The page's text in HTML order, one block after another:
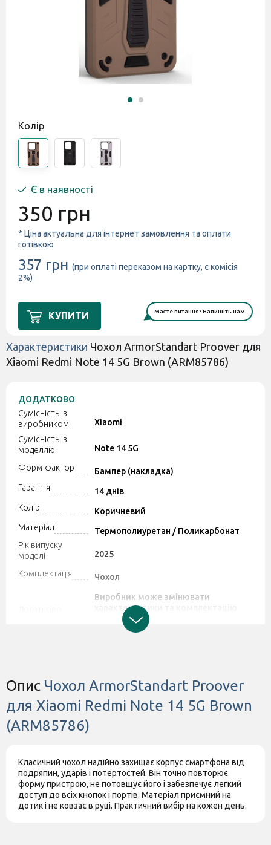
Колір
Є в наявності
350 грн
* Ціна актуальна для інтернет замовлення та оплати
готівкою
357 грн (при оплаті переказом на картку, є комісія
2%)
КУПИТИ Маєте питання? Напишіть нам
Характеристики Чохол ArmorStandart Proover для
Xiaomi Redmi Note 14 5G Brown (ARM85786)
ДОДАТКОВО
Сумісність із
виробником
Xiaomi
Сумісність із
моделлю
Note 14 5G
Форм-фактор
Бампер (накладка)
Гарантія
14 днів
Колір
Коричневий
Матеріал
Термополиуретан / Поликарбонат
Рік випуску
моделі
2025
Комплектація
Чохол
Виробник може змінювати
характеристики та комплектацію
товару. Зверніть увагу, магазин не
приймає претензії щодо цих змін.
Опис Чохол ArmorStandart Proover
для Xiaomi Redmi Note 14 5G Brown
(ARM85786)
Класичний чохол надійно захищає корпус смартфона від
подряпин, ударів і потертостей. Він точно повторює
форму пристрою, не потовщує його і забезпечує легкий
доступ до всіх кнопок і портів. Матеріал приємний на
дотик і не ковзає в руці. Практичний вибір на кожен день.